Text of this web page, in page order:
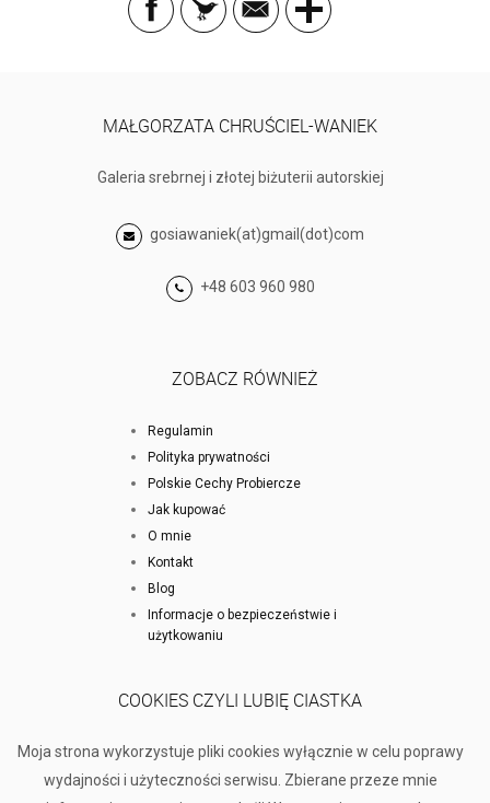
MAŁGORZATA CHRUŚCIEL-WANIEK
Galeria srebrnej i złotej biżuterii autorskiej
gosiawaniek(at)gmail(dot)com
+48 603 960 980
ZOBACZ RÓWNIEŻ
Regulamin
Polityka prywatności
Polskie Cechy Probiercze
Jak kupować
O mnie
Kontakt
Blog
Informacje o bezpieczeństwie i
użytkowaniu
COOKIES CZYLI LUBIĘ CIASTKA
Moja strona wykorzystuje pliki cookies wyłącznie w celu poprawy
wydajności i użyteczności serwisu. Zbierane przeze mnie